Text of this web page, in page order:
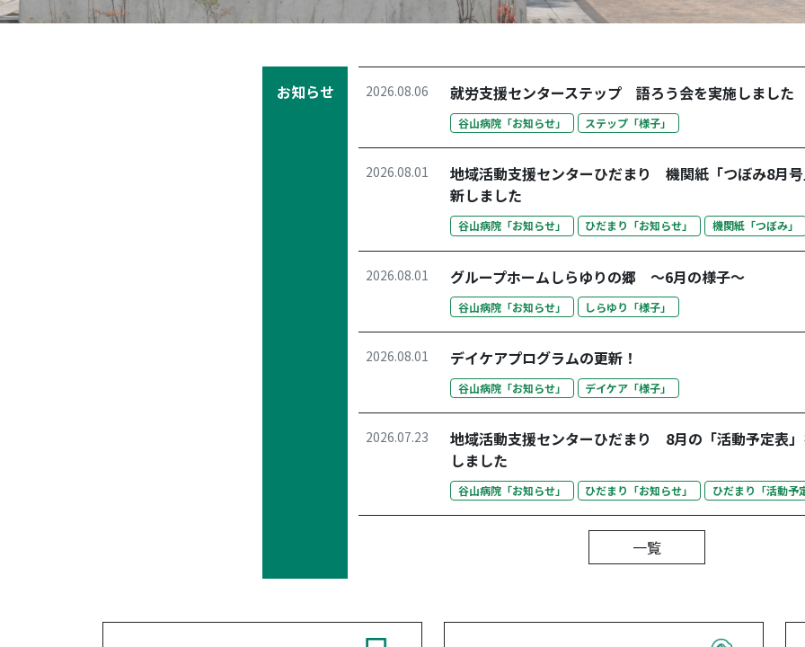
お知らせ 2026.08.06 就労支援センターステップ 語ろう会を実施しました
谷山病院「お知らせ」 ステップ「様子」
2026.08.01
地域活動支援センターひだまり 機関紙「つぼみ8月
新しました
谷山病院「お知らせ」 ひだまり「お知らせ」 機関紙「つぼみ」
2026.08.01 グループホームしらゆりの郷 ～6月の様子～
谷山病院「お知らせ」 しらゆり「様子」
2026.08.01 デイケアプログラムの更新！
谷山病院「お知らせ」 デイケア「様子」
2026.07.23
地域活動支援センターひだまり 8月の「活動予定表
しました
谷山病院「お知らせ」 ひだまり「お知らせ」 ひだまり「活動予
一覧